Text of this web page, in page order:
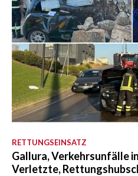
RETTUNGSEINSATZ
Gallura, Verkehrsunfälle
Verletzte,